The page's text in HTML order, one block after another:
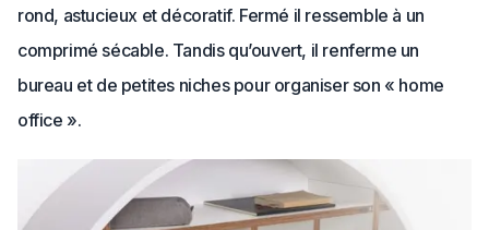
rond, astucieux et décoratif. Fermé il ressemble à un
comprimé sécable. Tandis qu’ouvert, il renferme un
bureau et de petites niches pour organiser son « home
office ».